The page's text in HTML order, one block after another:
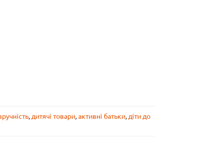
, дитячі товари,активні батьки, діти до